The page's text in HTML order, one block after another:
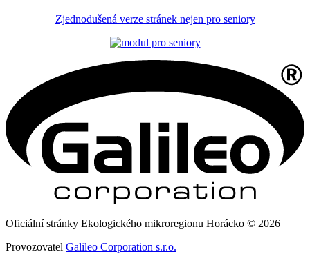
Zjednodušená verze stránek nejen pro seniory
Oficiální stránky Ekologického mikroregionu Horácko © 2026
Provozovatel Galileo Corporation s.r.o.